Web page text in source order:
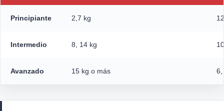
Principiante 2,7 kg
Intermedio 8, 14 kg
Avanzado 15 kg o más 6,